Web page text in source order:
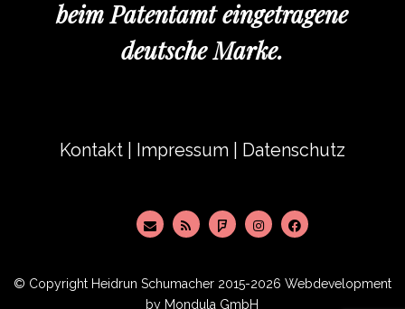
beim Patentamt eingetragene
deutsche Marke.
Kontakt Impressum Datenschutz
© Copyright Heidrun Schumacher 2015-2026 Webdevelopment
by Mondula GmbH